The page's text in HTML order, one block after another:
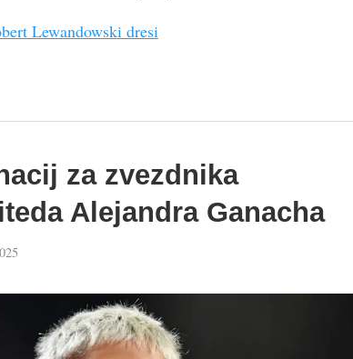
Lewandowski dresi
za zvezdnika
Alejandra Ganacha